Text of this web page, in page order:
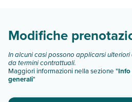
Modifiche
In alcuni casi possono applicarsi
da termini contrattuali.
Maggiori informazioni nella sezione "Info
generali"